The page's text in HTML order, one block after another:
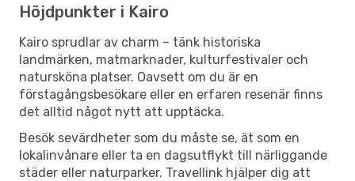
Höjdpunkter i Kairo
Kairo sprudlar av charm – tänk historiska
landmärken, matmarknader, kulturfestivaler och
natursköna platser. Oavsett om du är en
förstagångsbesökare eller en erfaren resenär finns
det alltid något nytt att upptäcka.
Besök sevärdheter som du måste se, ät som en
lokalinvånare eller ta en dagsutflykt till närliggande
städer eller naturparker. Travellink hjälper dig att